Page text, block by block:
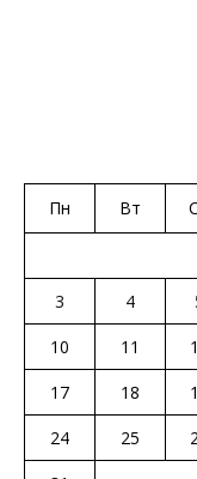
Пн Вт
3
4
10
11
17
18
24
25